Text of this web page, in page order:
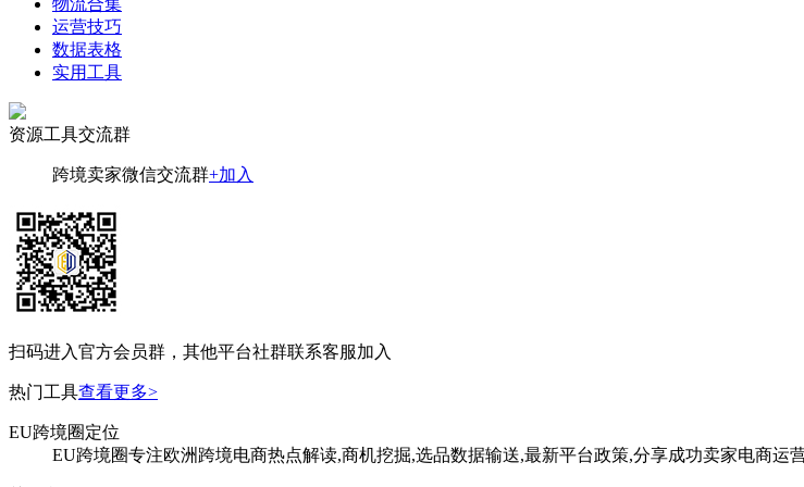
物流合集
运营技巧
数据表格
实用工具
资源工具交流群
跨境卖家微信交流群+加入
扫码进入官方会员群，其他平台社群联系客服加入
热门工具查看更多>
EU跨境圈定位
EU跨境圈专注欧洲跨境电商热点解读,商机挖掘,选品数据输送,最新平台政策,分享成功卖家电商运